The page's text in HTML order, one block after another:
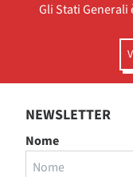
Gli Stati
NEWSLETTER
Nome